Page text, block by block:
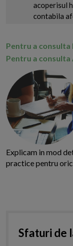
acoperisul
contabila
Pentru a consulta
Pentru a consulta
Explicam in mod
practice pentru
Sfaturi de